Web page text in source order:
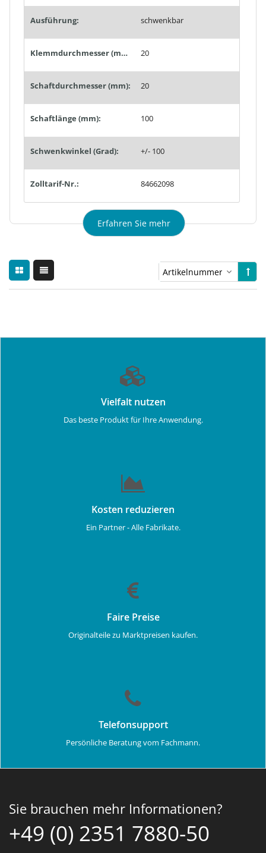
Ausführung: schwenkbar
Klemmdurchmesser (mm): 20
Schaftdurchmesser (mm): 20
Schaftlänge (mm): 100
Schwenkwinkel (Grad): +/- 100
Zolltarif-Nr.: 84662098
Erfahren Sie mehr
Vielfalt nutzen
Das beste Produkt für Ihre Anwendung.
Kosten reduzieren
Ein Partner - Alle Fabrikate.
Faire Preise
Originalteile zu Marktpreisen kaufen.
Telefonsupport
Persönliche Beratung vom Fachmann.
Sie brauchen mehr Informationen?
+49 (0) 2351 7880-50